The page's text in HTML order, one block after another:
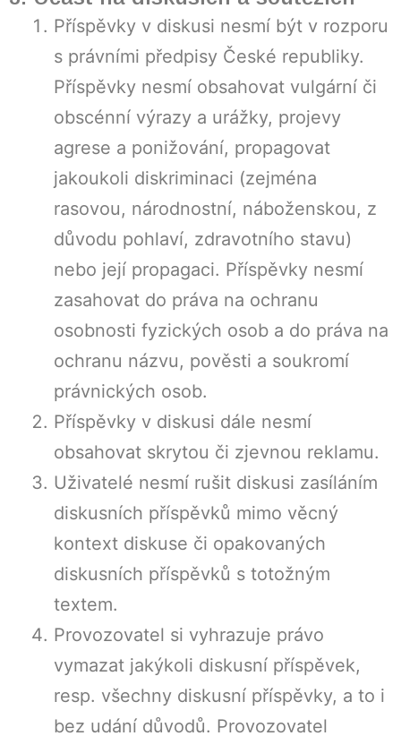
Příspěvky v diskusi nesmí být v rozporu
s právními předpisy České republiky.
Příspěvky nesmí obsahovat vulgární či
obscénní výrazy a urážky, projevy
agrese a ponižování, propagovat
jakoukoli diskriminaci (zejména
rasovou, národnostní, náboženskou, z
důvodu pohlaví, zdravotního stavu)
nebo její propagaci. Příspěvky nesmí
zasahovat do práva na ochranu
osobnosti fyzických osob a do práva na
ochranu názvu, pověsti a soukromí
právnických osob.
Příspěvky v diskusi dále nesmí
obsahovat skrytou či zjevnou reklamu.
Uživatelé nesmí rušit diskusi zasíláním
diskusních příspěvků mimo věcný
kontext diskuse či opakovaných
diskusních příspěvků s totožným
textem.
Provozovatel si vyhrazuje právo
vymazat jakýkoli diskusní příspěvek,
resp. všechny diskusní příspěvky, a to i
bez udání důvodů. Provozovatel